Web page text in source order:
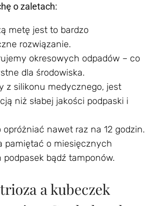
o zaletach:
metę jest to bardzo
rozwiązanie.
okresowych odpadów – co
dla środowiska.
z silikonu medycznego, jest
niż słabej jakości podpaski i
opróżniać nawet raz na 12 godzin.
pamiętać o miesięcznych
podpasek bądź tamponów.
a kubeczek